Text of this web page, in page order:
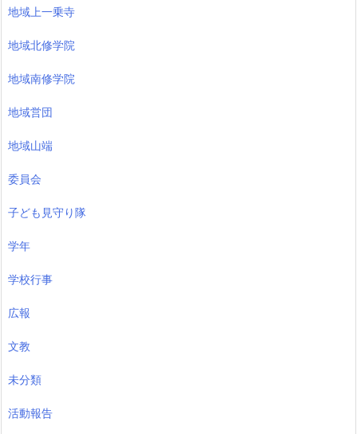
地域上一乗寺
地域北修学院
地域南修学院
地域営団
地域山端
委員会
子ども見守り隊
学年
学校行事
広報
文教
未分類
活動報告